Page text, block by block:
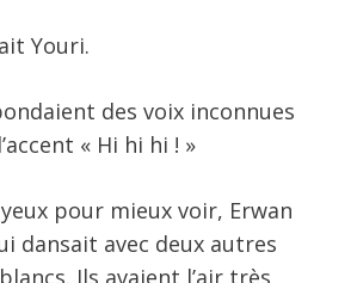
Youri.
des voix inconnues
« Hi hi hi ! »
pour mieux voir, Erwan
dansait avec deux autres